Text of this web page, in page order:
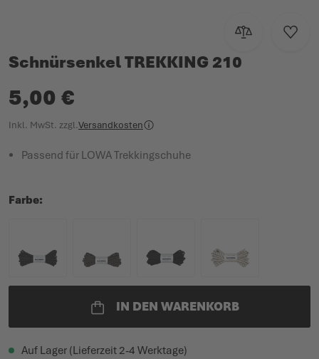
Zur Zur
Schnürsenkel TREKKING 210
5,00 €
Inkl. MwSt. zzgl.Versandkosten
Passend für LOWA Trekkingschuhe
Farbe
IN DEN WARENKORB
Auf Lager (Lieferzeit 2-4 Werktage)